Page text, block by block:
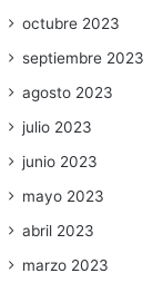
octubre 2023
septiembre 2023
agosto 2023
julio 2023
junio 2023
mayo 2023
abril 2023
marzo 2023